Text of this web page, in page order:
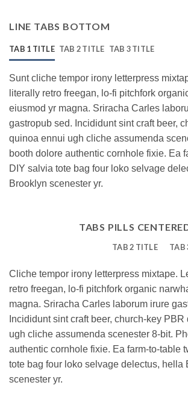
LINE TABS BOTTOM
TAB 1 TITLE TAB 2 TITLE TAB 3 TITLE
Sunt cliche tempor irony letterpress
literally retro freegan, lo-fi pitchfork
eiusmod yr magna. Sriracha Carles
gastropub sed. Incididunt sint craft beer,
quinoa ennui ugh cliche assumenda
booth dolore authentic cornhole fixie. Ea
DIY salvia tote bag four loko selvage
Brooklyn scenester yr.
TABS PILLS
TAB 2 TITLE TAB
Cliche tempor irony letterpress mixtape.
retro freegan, lo-fi pitchfork organic
magna. Sriracha Carles laborum irure
Incididunt sint craft beer, church-key
ugh cliche assumenda scenester 8-bit.
authentic cornhole fixie. Ea farm-to-table
tote bag four loko selvage delectus, hella
scenester yr.